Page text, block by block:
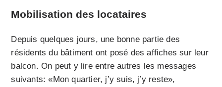
Mobilisation des locataires
Depuis quelques jours, une bonne partie des
résidents du bâtiment ont posé des affiches sur leur
balcon. On peut y lire entre autres les messages
suivants: «Mon quartier, j’y suis, j’y reste»,